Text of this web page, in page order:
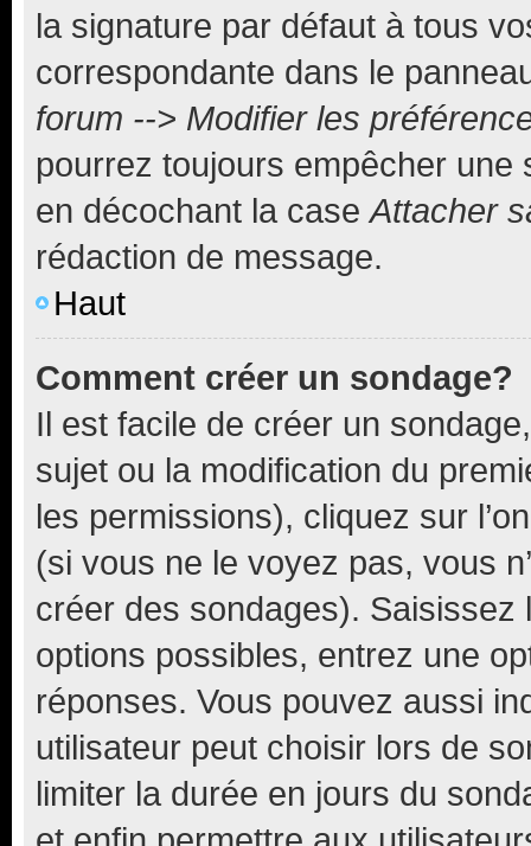
la signature par défaut à tous
correspondante dans le
forum --> Modifier les
pourrez toujours empêcher une
en décochant la caseAttacher
rédaction de message.
Haut
Comment créer un sondage?
Il est facile de créer un
sujet ou la modification du
les permissions), cliquez sur
(si vous ne le voyez pas, vous
créer des sondages).
options possibles, entrez une
réponses. Vous pouvez aussi
utilisateur peut choisir lors de
limiter la durée en jours du